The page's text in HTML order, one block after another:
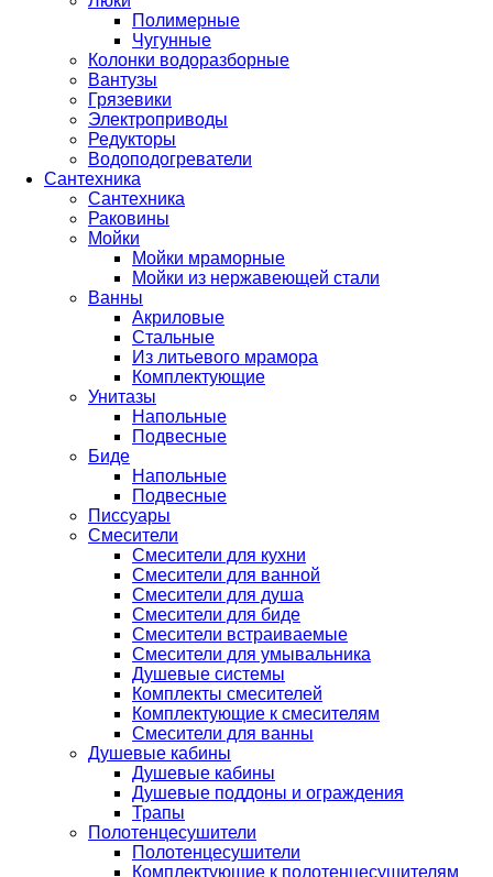
Полимерные
Чугунные
Колонки водоразборные
Вантузы
Грязевики
Электроприводы
Редукторы
Водоподогреватели
Сантехника
Сантехника
Раковины
Мойки
Мойки мраморные
Мойки из нержавеющей стали
Ванны
Акриловые
Стальные
Из литьевого мрамора
Комплектующие
Унитазы
Напольные
Подвесные
Биде
Напольные
Подвесные
Писсуары
Смесители
Смесители для кухни
Смесители для ванной
Смесители для душа
Смесители для биде
Смесители встраиваемые
Смесители для умывальника
Душевые системы
Комплекты смесителей
Комплектующие к смесителям
Смесители для ванны
Душевые кабины
Душевые кабины
Душевые поддоны и ограждения
Трапы
Полотенцесушители
Полотенцесушители
Комплектующие к полотенцесушителям